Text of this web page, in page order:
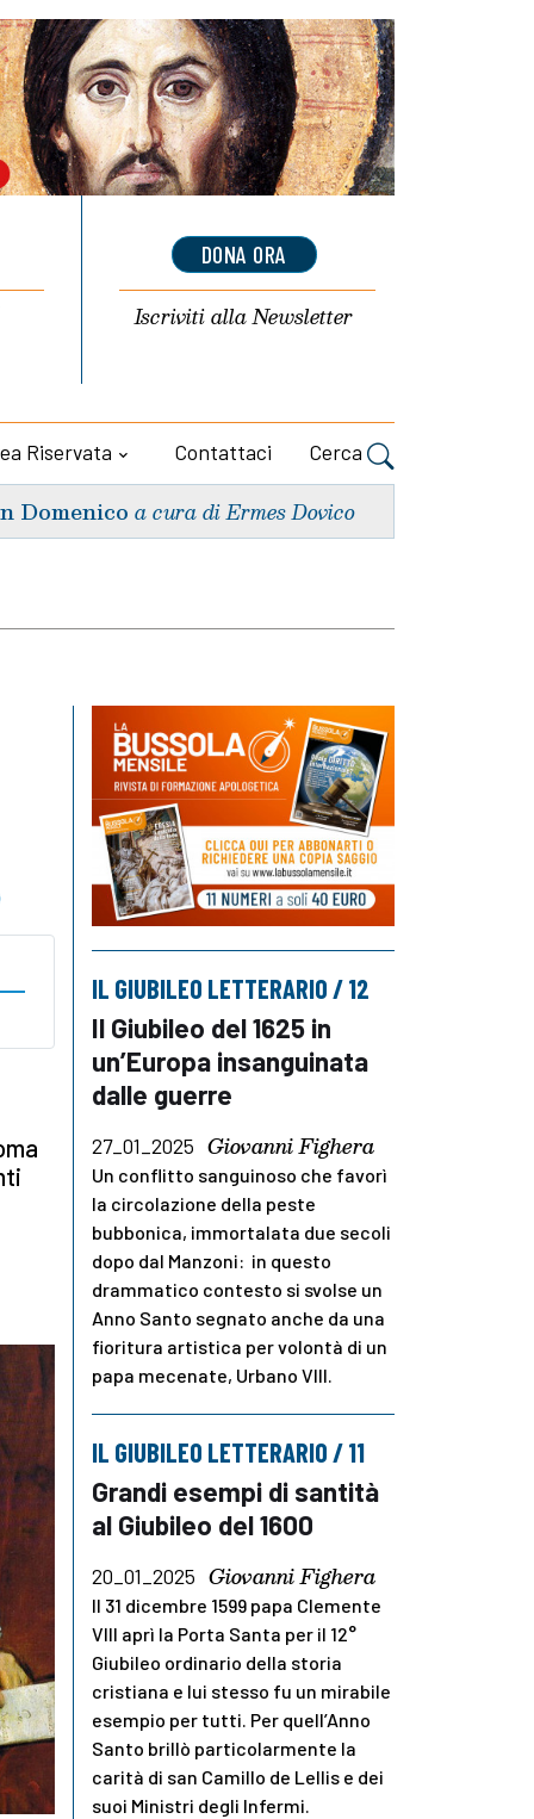
DONA ORA
Iscriviti allaNewsletter
Riservata Contattaci Cerca
Domenico a cura di Ermes Dovico
IL GIUBILEO LETTERARIO / 12
Il Giubileo del 1625 in
un’Europa insanguinata
dalle guerre
27_01_2025 Giovanni Fighera
Un conflitto sanguinoso che favorì
la circolazione della peste
bubbonica, immortalata due secoli
dopo dal Manzoni: in questo
drammatico contesto si svolse un
Anno Santo segnato anche da una
fioritura artistica per volontà di un
papa mecenate, Urbano VIII.
IL GIUBILEO LETTERARIO / 11
Grandi esempi di santità
al Giubileo del 1600
20_01_2025 Giovanni Fighera
Il 31 dicembre 1599 papa Clemente
VIII aprì la Porta Santa per il 12°
Giubileo ordinario della storia
cristiana e lui stesso fu un mirabile
esempio per tutti. Per quell’Anno
Santo brillò particolarmente la
carità di san Camillo de Lellis e dei
suoi Ministri degli Infermi.